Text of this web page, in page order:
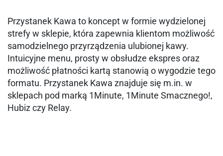
Przystanek Kawa to koncept w formie wydzielonej
strefy w sklepie, która zapewnia klientom możliwość
samodzielnego przyrządzenia ulubionej kawy.
Intuicyjne menu, prosty w obsłudze ekspres oraz
możliwość płatności kartą stanowią o wygodzie tego
formatu. Przystanek Kawa znajduje się m.in. w
sklepach pod marką 1Minute, 1Minute Smacznego!,
Hubiz czy Relay.